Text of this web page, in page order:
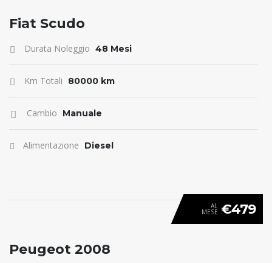
ANTICIPO 0
Fiat Scudo
Durata Noleggio 48 Mesi
Km Totali 80000 km
Cambio Manuale
Alimentazione Diesel
ANTICIPO 0
AL
MESE €479
Peugeot 2008